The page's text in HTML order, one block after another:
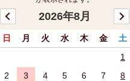
2026年8月
日 月 火 水 木 金
土
1
2
3 4 5 6 7
8